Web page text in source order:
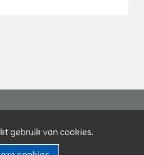
gebruik van cookies.